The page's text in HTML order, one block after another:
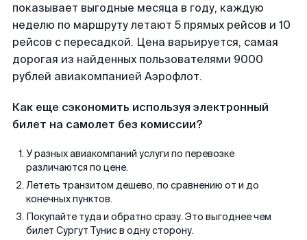
показывает выгодные месяца в году, каждую
неделю по маршруту летают 5 прямых рейсов и 10
рейсов с пересадкой. Цена варьируется, самая
дорогая из найденных пользователями 9000
рублей авиакомпанией Аэрофлот.
Как еще сэкономить используя электронный
билет на самолет без комиссии?
У разных авиакомпаний услуги по перевозке
различаются по цене.
Лететь транзитом дешево, по сравнению от и до
конечных пунктов.
Покупайте туда и обратно сразу. Это выгоднее чем
билет Сургут Тунис в одну сторону.